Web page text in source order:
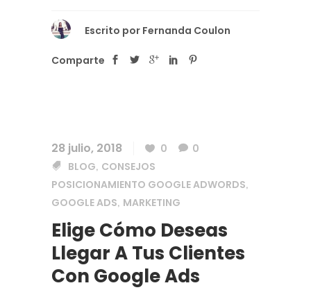
Escrito por Fernanda Coulon
Comparte
28 julio, 2018 0
0
BLOG, CONSEJOS
POSICIONAMIENTO GOOGLE ADWORDS,
GOOGLE ADS, MARKETING
Elige Cómo Deseas
Llegar A Tus Clientes
Con Google Ads